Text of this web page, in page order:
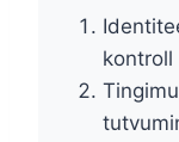
kontroll